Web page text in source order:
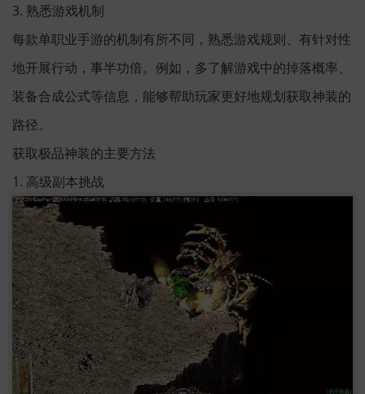
3. 熟悉游戏机制
每款单职业手游的机制有所不同，熟悉游戏规则、有针对性
地开展行动，事半功倍。例如，多了解游戏中的掉落概率、
装备合成公式等信息，能够帮助玩家更好地规划获取神装的
路径。
获取极品神装的主要方法
1. 高级副本挑战